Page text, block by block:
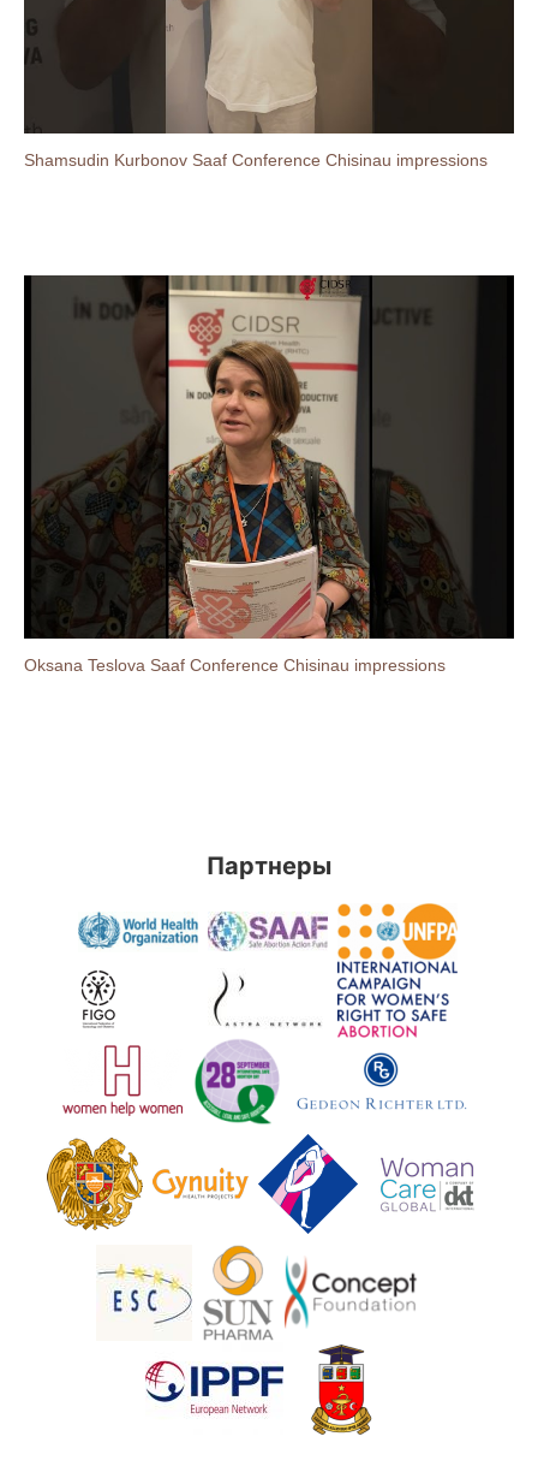
Shamsudin Kurbonov Saaf Conference Chisinau impressions
Oksana Teslova Saaf Conference Chisinau impressions
Партнеры